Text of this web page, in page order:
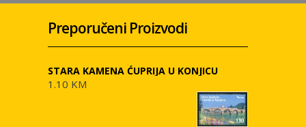
Preporučeni Proizvodi
STARA KAMENA ĆUPRIJA U KONJICU
1.10 KM